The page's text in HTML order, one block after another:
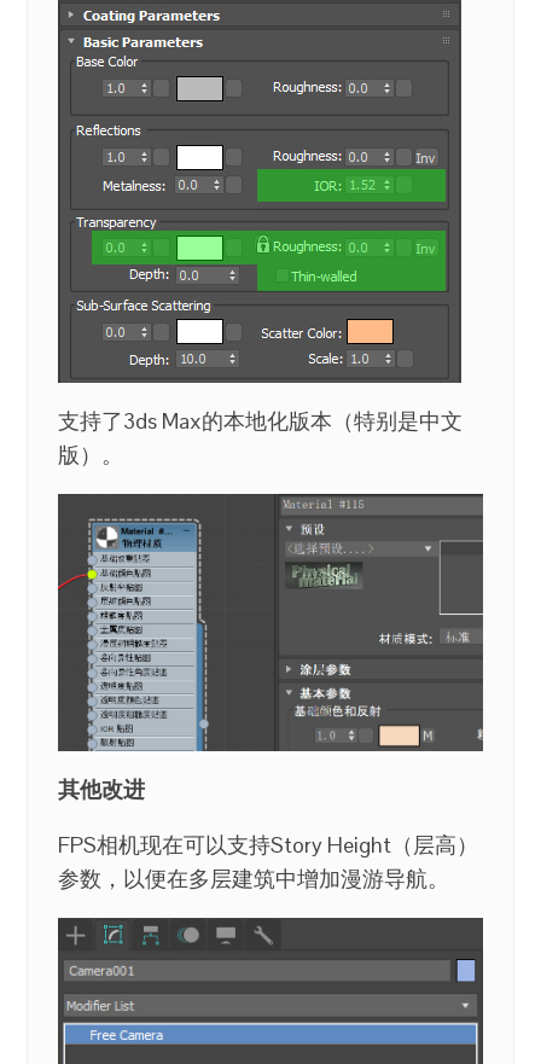
支持了3ds Max的本地化版本（特别是中文
版）。
其他改进
FPS相机现在可以支持Story Height（层高）
参数，以便在多层建筑中增加漫游导航。